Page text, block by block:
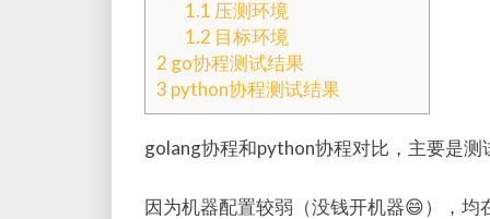
1.1 压测环境
1.2 目标环境
2 go协程测试结果
3 python协程测试结果
golang协程和python协程对比，主要是
因为机器配置较弱（没钱开机器😄），均